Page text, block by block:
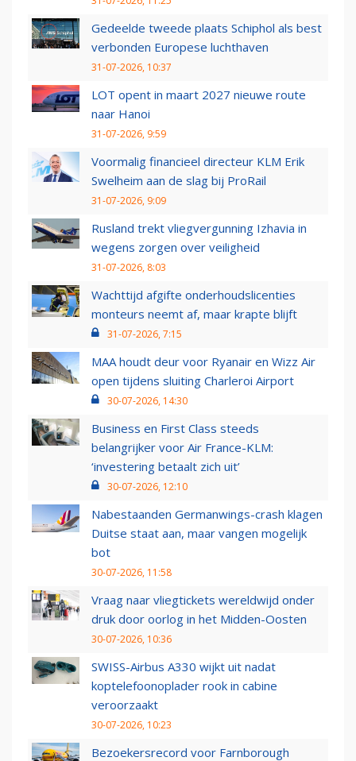
Gedeelde tweede plaats Schiphol als best
verbonden Europese luchthaven
31-07-2026, 10:37
LOT opent in maart 2027 nieuwe route
naar Hanoi
31-07-2026, 9:59
Voormalig financieel directeur KLM Erik
Swelheim aan de slag bij ProRail
31-07-2026, 9:09
Rusland trekt vliegvergunning Izhavia in
wegens zorgen over veiligheid
31-07-2026, 8:03
Wachttijd afgifte onderhoudslicenties
monteurs neemt af, maar krapte blijft
31-07-2026, 7:15
MAA houdt deur voor Ryanair en Wizz Air
open tijdens sluiting Charleroi Airport
30-07-2026, 14:30
Business en First Class steeds
belangrijker voor Air France-KLM:
‘investering betaalt zich uit’
30-07-2026, 12:10
Nabestaanden Germanwings-crash klagen
Duitse staat aan, maar vangen mogelijk
bot
30-07-2026, 11:58
Vraag naar vliegtickets wereldwijd onder
druk door oorlog in het Midden-Oosten
30-07-2026, 10:36
SWISS-Airbus A330 wijkt uit nadat
koptelefoonoplader rook in cabine
veroorzaakt
30-07-2026, 10:23
Bezoekersrecord voor Farnborough